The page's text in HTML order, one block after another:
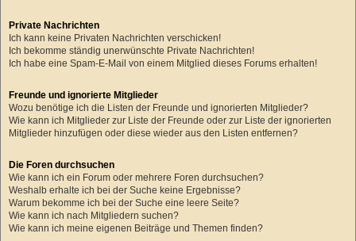
Private Nachrichten
Ich kann keine Privaten Nachrichten verschicken!
Ich bekomme ständig unerwünschte Private Nachrichten!
Ich habe eine Spam-E-Mail von einem Mitglied dieses Forums erhalten!
Freunde und ignorierte Mitglieder
Wozu benötige ich die Listen der Freunde und ignorierten Mitglieder?
Wie kann ich Mitglieder zur Liste der Freunde oder zur Liste der ignorierten
Mitglieder hinzufügen oder diese wieder aus den Listen entfernen?
Die Foren durchsuchen
Wie kann ich ein Forum oder mehrere Foren durchsuchen?
Weshalb erhalte ich bei der Suche keine Ergebnisse?
Warum bekomme ich bei der Suche eine leere Seite?
Wie kann ich nach Mitgliedern suchen?
Wie kann ich meine eigenen Beiträge und Themen finden?